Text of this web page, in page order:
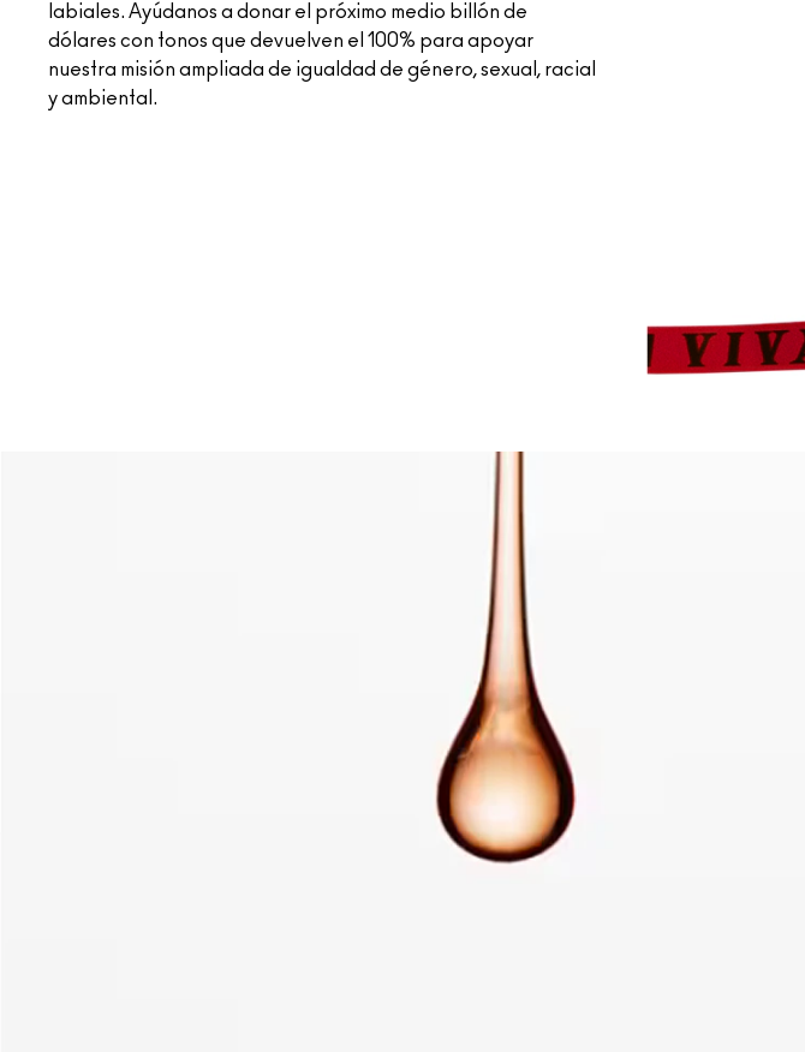
labiales. Ayúdanos a donar el próximo medio billón de
dólares con tonos que devuelven el 100% para apoyar
nuestra misión ampliada de igualdad de género, sexual, racial
y ambiental.